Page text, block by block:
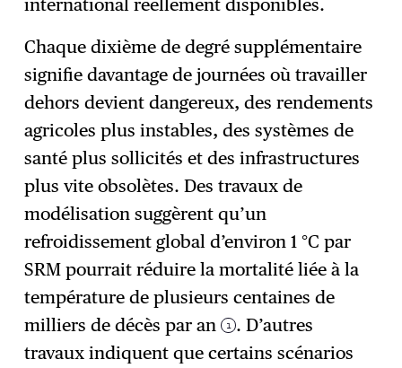
international réellement disponibles.
Chaque dixième de degré supplémentaire
signifie davantage de journées où travailler
dehors devient dangereux, des rendements
agricoles plus instables, des systèmes de
santé plus sollicités et des infrastructures
plus vite obsolètes. Des travaux de
modélisation suggèrent qu’un
refroidissement global d’environ 1 °C par
SRM pourrait réduire la mortalité liée à la
température de plusieurs centaines de
milliers de décès par an 1 . D’autres
travaux indiquent que certains scénarios